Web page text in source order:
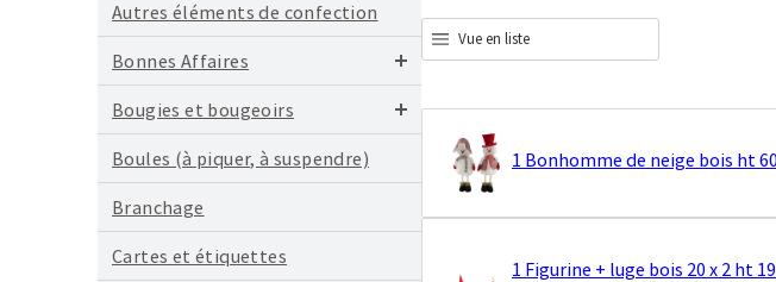
Vue en liste
1 Bonhomme de neige bois ht
1 Figurine + luge bois 20 x 2 ht
Autres éléments de confection
Bonnes Affaires
Bougies et bougeoirs
Boules (à piquer, à suspendre)
Branchage
Cartes et étiquettes